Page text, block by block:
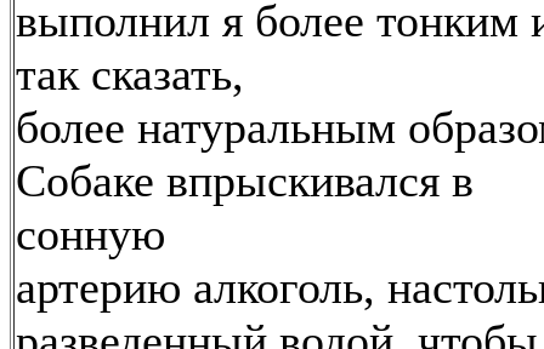
выполнил я более тонким
так сказать,
более натуральным
Собаке впрыскивался в
сонную
артерию алкоголь,